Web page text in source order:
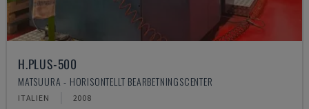
H.PLUS-500
MATSUURA - HORISONTELLT BEARBETNINGSCENTER
ITALIEN 2008